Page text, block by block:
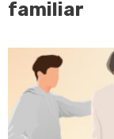
familiar